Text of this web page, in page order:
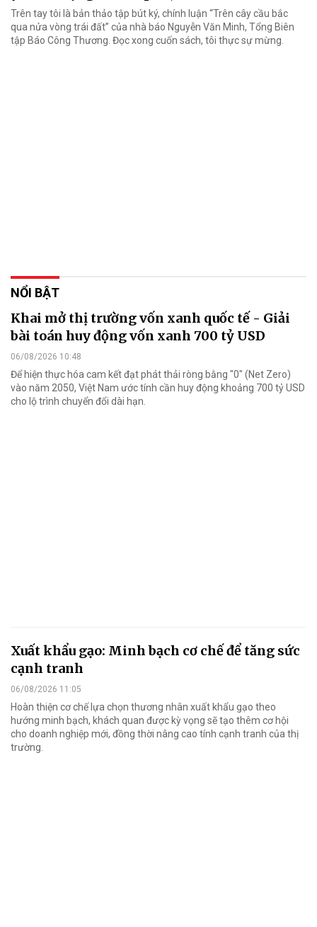
Trên tay tôi là bản thảo tập bút ký, chính luận “Trên cây cầu bắc
qua nửa vòng trái đất” của nhà báo Nguyễn Văn Minh, Tổng Biên
tập Báo Công Thương. Đọc xong cuốn sách, tôi thực sự mừng.
NỔI BẬT
Khai mở thị trường vốn xanh quốc tế - Giải
bài toán huy động vốn xanh 700 tỷ USD
06/08/2026 10:48
Để hiện thực hóa cam kết đạt phát thải ròng bằng "0" (Net Zero)
vào năm 2050, Việt Nam ước tính cần huy động khoảng 700 tỷ USD
cho lộ trình chuyển đổi dài hạn.
Xuất khẩu gạo: Minh bạch cơ chế để tăng sức
cạnh tranh
06/08/2026 11:05
Hoàn thiện cơ chế lựa chọn thương nhân xuất khẩu gạo theo
hướng minh bạch, khách quan được kỳ vọng sẽ tạo thêm cơ hội
cho doanh nghiệp mới, đồng thời nâng cao tính cạnh tranh của thị
trường.